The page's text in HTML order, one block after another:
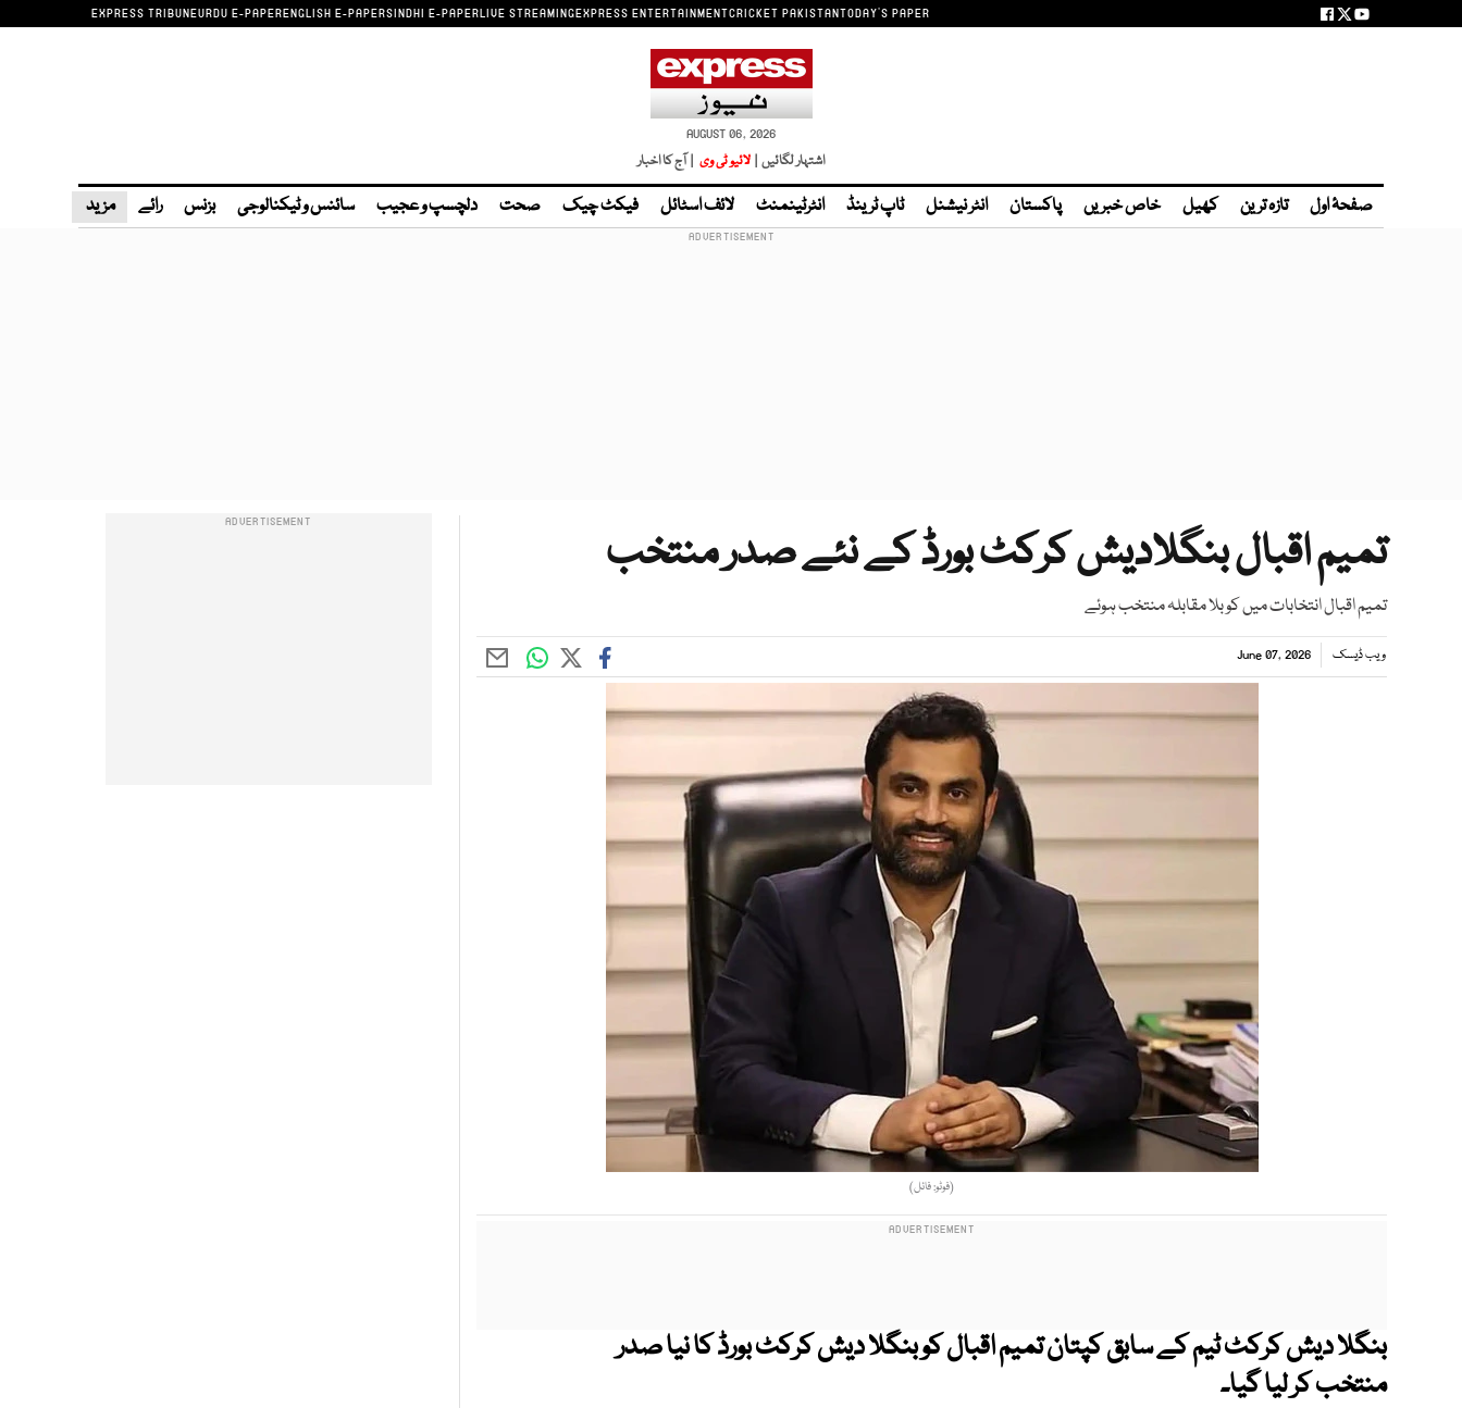
EXPRESS TRIBUNEURDU E-PAPERENGLISH E-PAPERSINDHI E-PAPERLIVE STREAMINGEXPRESS ENTERTAINMENTCRICKET PAKISTANTODAY'S PAPER
AUGUST 06, 2026
اشتہار لگائیں | لائیو ٹی وی | آج کا اخبار
صفحۂ اول تازہ ترین کھیل خاص خبریں پاکستان انٹر نیشنل ٹاپ ٹرینڈ انٹرٹینمنٹ لائف اسٹائل فیکٹ چیک صحت دلچسپ و عجیب سائنس و ٹیکنالوجی بزنس رائے مزید
تمیم اقبال بنگلادیش کرکٹ بورڈ کے نئے صدر منتخب
تمیم اقبال انتخابات میں کو بلا مقابلہ منتخب ہوئے
ویب ڈیسک June 07, 2026
(فوٹو: فائل)
بنگلا دیش کرکٹ ٹیم کے سابق کپتان تمیم اقبالکو بنگلا دیش کرکٹ بورڈ کا نیا صدر
منتخب کر لیا گیا۔